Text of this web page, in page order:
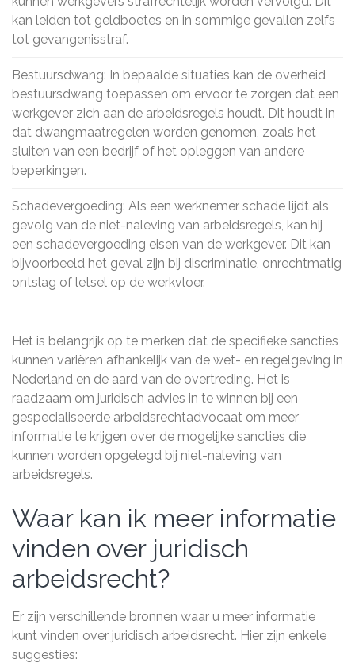
kan leiden tot geldboetes en in sommige gevallen zelfs
tot gevangenisstraf.
Bestuursdwang: In bepaalde situaties kan de overheid
bestuursdwang toepassen om ervoor te zorgen dat een
werkgever zich aan de arbeidsregels houdt. Dit houdt in
dat dwangmaatregelen worden genomen, zoals het
sluiten van een bedrijf of het opleggen van andere
beperkingen.
Schadevergoeding: Als een werknemer schade lijdt als
gevolg van de niet-naleving van arbeidsregels, kan hij
een schadevergoeding eisen van de werkgever. Dit kan
bijvoorbeeld het geval zijn bij discriminatie, onrechtmatig
ontslag of letsel op de werkvloer.
Het is belangrijk op te merken dat de specifieke sancties
kunnen variëren afhankelijk van de wet- en regelgeving in
Nederland en de aard van de overtreding. Het is
raadzaam om juridisch advies in te winnen bij een
gespecialiseerde arbeidsrechtadvocaat om meer
informatie te krijgen over de mogelijke sancties die
kunnen worden opgelegd bij niet-naleving van
arbeidsregels.
Waar kan ik meer informatie
vinden over juridisch
arbeidsrecht?
Er zijn verschillende bronnen waar u meer informatie
kunt vinden over juridisch arbeidsrecht. Hier zijn enkele
suggesties: